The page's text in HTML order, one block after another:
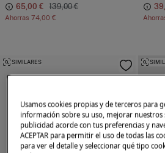
65,00 € 139,00 €
Ahorras 74,00 €
SIMILARES
Usamos cookies propias y de terceros para
información sobre su uso, mejorar
publicidad acorde con tus preferencias y
ACEPTAR para permitir el uso de todas las
para ver el detalle y seleccionar qué tipo